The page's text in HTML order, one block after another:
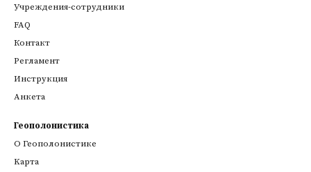
Учреждения-сотрудники
FAQ
Контакт
Регламент
Инструкция
Анкета
Геополонистика
О Геополонистике
Kарта